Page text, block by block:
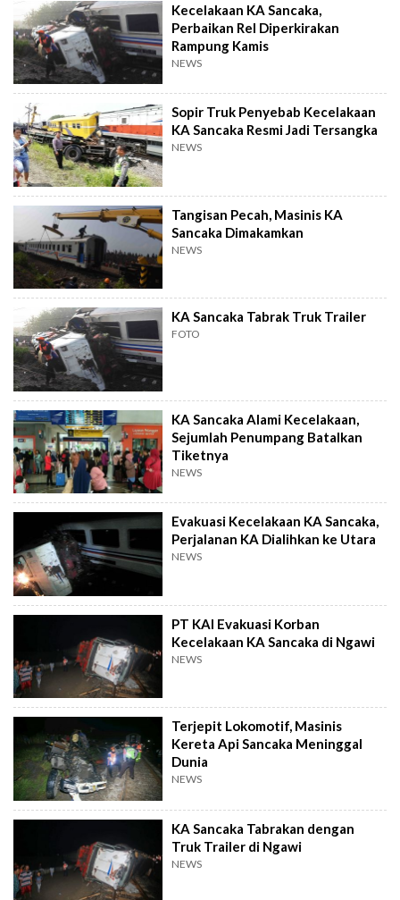
Kecelakaan KA Sancaka,
Perbaikan Rel Diperkirakan
Rampung Kamis
NEWS
Sopir Truk Penyebab Kecelakaan
KA Sancaka Resmi Jadi Tersangka
NEWS
Tangisan Pecah, Masinis KA
Sancaka Dimakamkan
NEWS
KA Sancaka Tabrak Truk Trailer
FOTO
KA Sancaka Alami Kecelakaan,
Sejumlah Penumpang Batalkan
Tiketnya
NEWS
Evakuasi Kecelakaan KA Sancaka,
Perjalanan KA Dialihkan ke Utara
NEWS
PT KAI Evakuasi Korban
Kecelakaan KA Sancaka di Ngawi
NEWS
Terjepit Lokomotif, Masinis
Kereta Api Sancaka Meninggal
Dunia
NEWS
KA Sancaka Tabrakan dengan
Truk Trailer di Ngawi
NEWS